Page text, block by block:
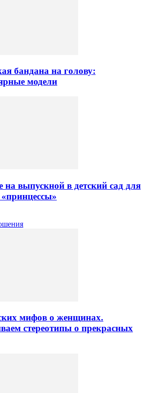
бандана на голову:
модели
на выпускной в детский сад для
мифов о женщинах.
стереотипы о прекрасных